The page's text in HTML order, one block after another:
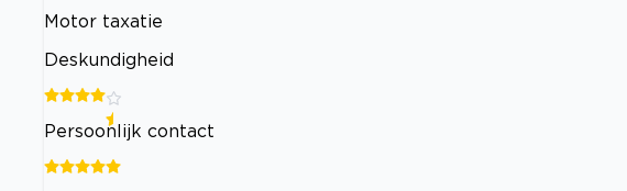
Motor taxatie
Deskundigheid
Persoonlijk contact